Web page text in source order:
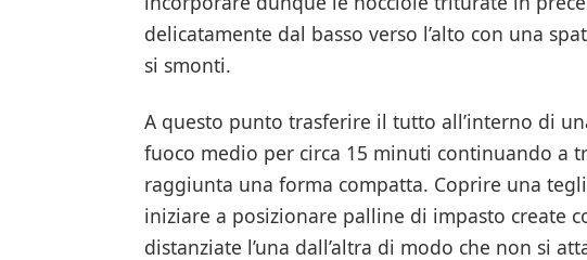
delicatamente dal basso verso l’alto con una
si smonti.
A questo punto trasferire il tutto all’interno di
fuoco medio per circa 15 minuti continuando a
raggiunta una forma compatta. Coprire una
iniziare a posizionare palline di impasto create
distanziate l’una dall’altra di modo che non si